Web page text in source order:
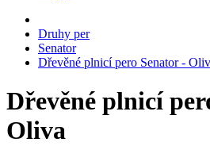
Druhy per
Senator
Dřevěné plnicí pero Senator -
Dřevěné plnicí
Oliva